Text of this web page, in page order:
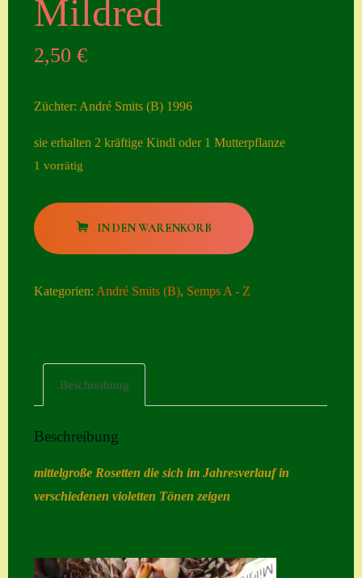
ngen
Datenschutzerklä
rung
mit Semps
Kasse
Naturformen
Mildred
2,50€
Züchter: André Smits (B) 1996
sie erhalten 2 kräftige Kindl oder 1 Mutterpflanze
1 vorrätig
Mildred
Menge
IN DEN WARENKORB
Kategorien:André Smits (B), Semps A - Z
Beschreibung
Beschreibung
mittelgroße Rosetten die sich im Jahresverlauf in
verschiedenen violetten Tönen zeigen